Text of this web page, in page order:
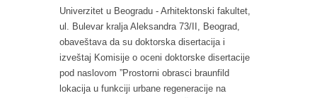
Univerzitet u Beogradu - Arhitektonski fakultet,
ul. Bulevar kralja Aleksandra 73/II, Beograd,
obaveštava da su doktorska disertacija i
izveštaj Komisije o oceni doktorske disertacije
pod naslovom ”Prostorni obrasci braunfild
lokacija u funkciji urbane regeneracije na